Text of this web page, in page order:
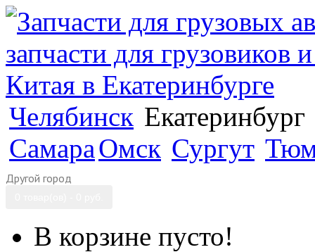
Челябинск Екатеринбург
СамараОмск Сургут
Другой город
В корзине пусто!